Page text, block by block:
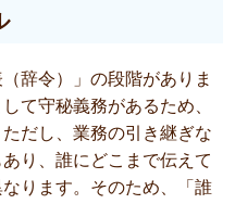
辞令）」の段階がありま
て守秘義務があるため、
だし、業務の引き継ぎな
り、誰にどこまで伝えて
ります。そのため、「誰